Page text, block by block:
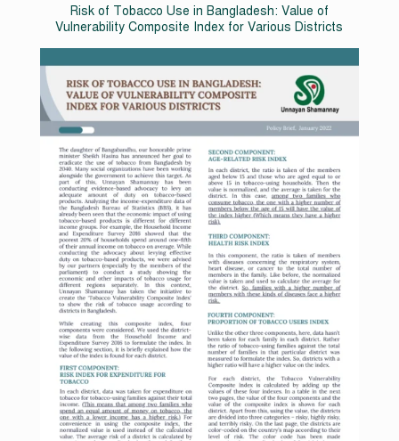
Risk of Tobacco Use in Bangladesh: Value of
Vulnerability Composite Index for Various Districts